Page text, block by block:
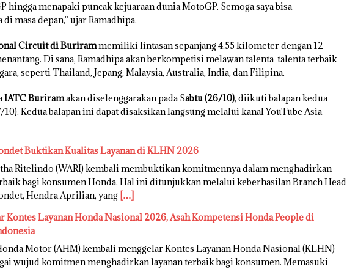
hingga menapaki puncak kejuaraan dunia MotoGP. Semoga saya bisa
masa depan,” ujar Ramadhipa.
Circuit di Burirammemiliki lintasan sepanjang 4,55 kilometer dengan 12
Di sana, Ramadhipa akan berkompetisi melawan talenta-talenta terbaik
seperti Thailand, Jepang, Malaysia, Australia, India, dan Filipina.
IATC Buriramakan diselenggarakan pada Sabtu (26/10), diikuti balapan kedua
10). Kedua balapan ini dapat disaksikan langsung melalui kanal YouTube Asia
Buktikan Kualitas Layanan di KLHN 2026
Ritelindo (WARI) kembali membuktikan komitmennya dalam menghadirkan
bagi konsumen Honda. Hal ini ditunjukkan melalui keberhasilan Branch Head
Hendra Aprilian, yang […]
Kontes Layanan Honda Nasional 2026, Asah Kompetensi Honda People di
Motor (AHM) kembali menggelar Kontes Layanan Honda Nasional (KLHN)
wujud komitmen menghadirkan layanan terbaik bagi konsumen. Memasuki